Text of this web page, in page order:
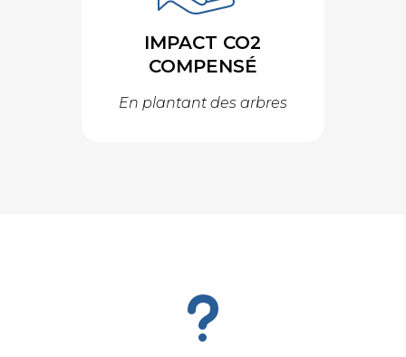
IMPACT CO2
COMPENSÉ
En plantant des arbres
u